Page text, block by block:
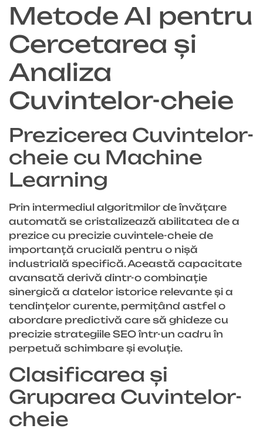
Metode AI pentru
Cercetarea și
Analiza
Cuvintelor-cheie
Prezicerea Cuvintelor-
cheie cu Machine
Learning
Prin intermediul algoritmilor de învățare
automată se cristalizează abilitatea de a
prezice cu precizie cuvintele-cheie de
importanță crucială pentru o nișă
industrială specifică. Această capacitate
avansată derivă dintr-o combinație
sinergică a datelor istorice relevante și a
tendințelor curente, permițând astfel o
abordare predictivă care să ghideze cu
precizie strategiile SEO într-un cadru în
perpetuă schimbare și evoluție.
Clasificarea și
Gruparea Cuvintelor-
cheie